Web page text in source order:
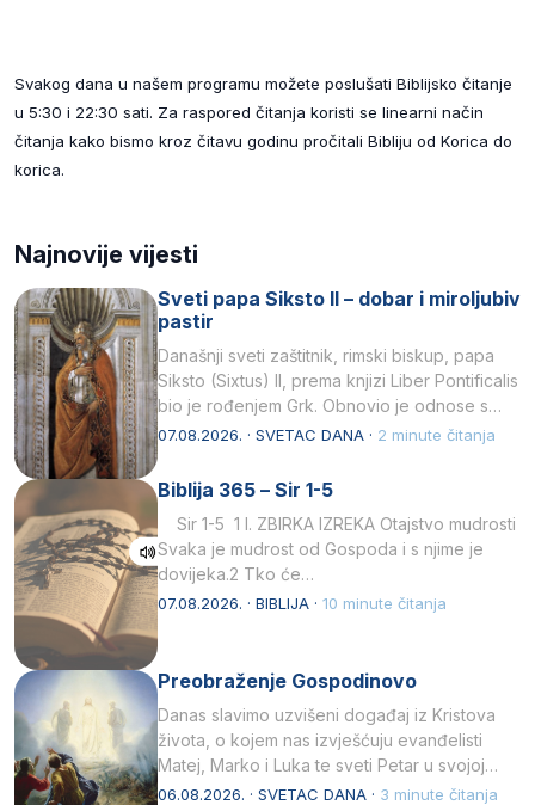
Svakog dana u našem programu možete poslušati Biblijsko čitanje
u 5:30 i 22:30 sati. Za raspored čitanja koristi se linearni način
čitanja kako bismo kroz čitavu godinu pročitali Bibliju od Korica do
korica.
Najnovije vijesti
Sveti papa Siksto II – dobar i miroljubiv
pastir
Današnji sveti zaštitnik, rimski biskup, papa
Siksto (Sixtus) II, prema knjizi Liber Pontificalis
bio je rođenjem Grk. Obnovio je odnose s
afričkim…
07.08.2026. · SVETAC DANA · 2 minute čitanja
Biblija 365 – Sir 1-5
Sir 1-5 1 I. ZBIRKA IZREKA Otajstvo mudrosti
Svaka je mudrost od Gospoda i s njime je
dovijeka.2 Tko će…
07.08.2026. · BIBLIJA · 10 minute čitanja
Preobraženje Gospodinovo
Danas slavimo uzvišeni događaj iz Kristova
života, o kojem nas izvješćuju evanđelisti
Matej, Marko i Luka te sveti Petar u svojoj
drugoj…
06.08.2026. · SVETAC DANA · 3 minute čitanja